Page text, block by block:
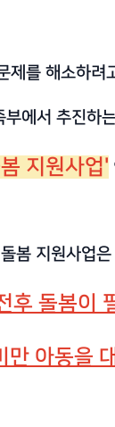
제를 해소하려
부에서 추진하
지원사업'
봄 지원사업은
후 돌봄이
만 아동을